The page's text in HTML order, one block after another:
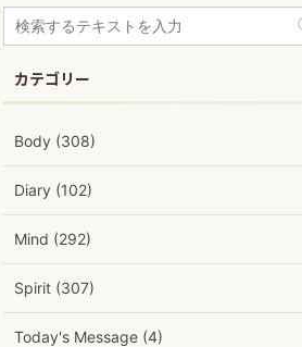
カテゴリー
Body (308)
Diary (102)
Mind (292)
Spirit (307)
Today's Message (4)